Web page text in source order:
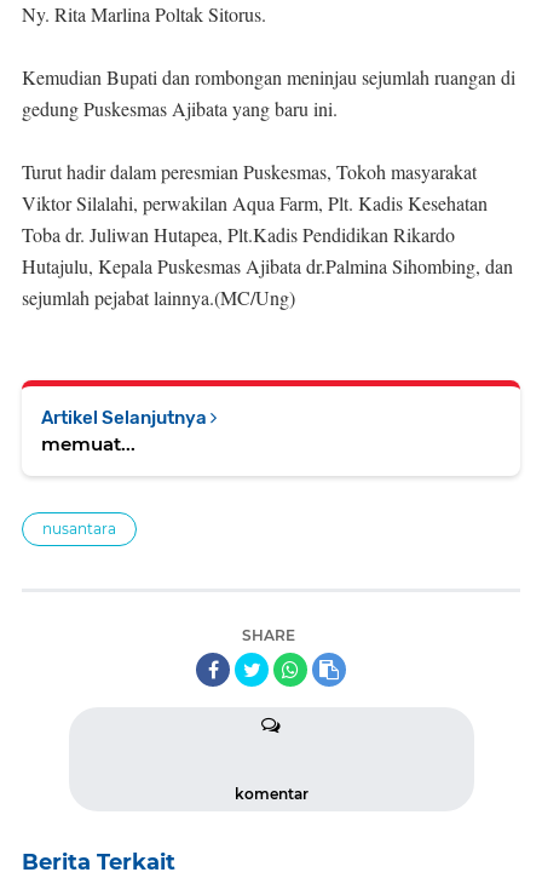
Ny. Rita Marlina Poltak Sitorus.
Kemudian Bupati dan rombongan meninjau sejumlah ruangan di
gedung Puskesmas Ajibata yang baru ini.
Turut hadir dalam peresmian Puskesmas, Tokoh masyarakat
Viktor Silalahi, perwakilan Aqua Farm, Plt. Kadis Kesehatan
Toba dr. Juliwan Hutapea, Plt.Kadis Pendidikan Rikardo
Hutajulu, Kepala Puskesmas Ajibata dr.Palmina Sihombing, dan
sejumlah pejabat lainnya.(MC/Ung)
Artikel Selanjutnya
memuat...
nusantara
SHARE
komentar
Berita Terkait